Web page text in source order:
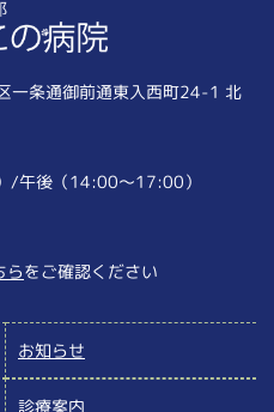
一条通御前通東入西町24-1 北
/午後（14:00〜17:00）
らをご確認ください
お知らせ
診療案内